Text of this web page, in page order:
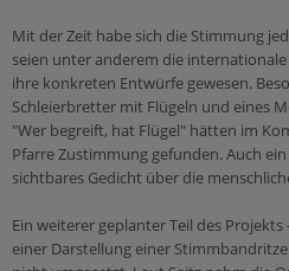
Mit der Zeit habe sich die Stimmung
seien unter anderem die
ihre konkreten Entwürfe gewesen.
Schleierbretter mit Flügeln und eines
"Wer begreift, hat Flügel" hätten im
Pfarre Zustimmung gefunden. Auch
sichtbares Gedicht über die
Ein weiterer geplanter Teil des
einer Darstellung einer